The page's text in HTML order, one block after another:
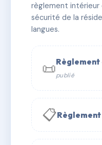
✓ Immatriculée 🏠
📞 Contacter
✉ Email
règlement intérieur
sécurité de la
langues.
📜publié
📋